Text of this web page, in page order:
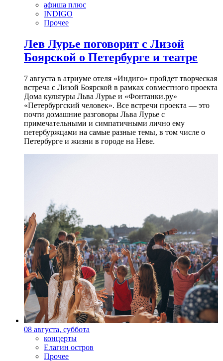
афиша плюс
INDIGO
Прочее
Лев Лурье поговорит с Лизой
Боярской о Петербурге и театре
7 августа в атриуме отеля «Индиго» пройдет творческая
встреча с Лизой Боярской в рамках совместного проекта
Дома культуры Льва Лурье и «Фонтанки.ру»
«Петербургский человек». Все встречи проекта — это
почти домашние разговоры Льва Лурье с
примечательными и симпатичными лично ему
петербуржцами на самые разные темы, в том числе о
Петербурге и жизни в городе на Неве.
08 августа, суббота
концерты
Елагин остров
Прочее